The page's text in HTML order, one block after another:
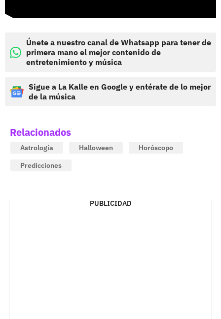
Únete a nuestro canal de Whatsapp para tener de
primera mano el mejor contenido de
entretenimiento y música
Sigue a La Kalle en Google y entérate de lo mejor
de la música
Relacionados
Astrología Halloween
Horóscopo
Predicciones
PUBLICIDAD